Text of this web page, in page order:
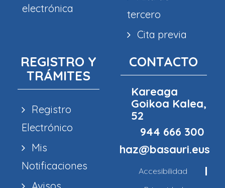
electrónica
tercero
Cita previa
REGISTRO Y
TRÁMITES
Registro
Electrónico
Mis
Notificaciones
CONTACTO
Kareaga
Goikoa Kalea,
52
944 666 300
haz@basauri.eus
Accesibilidad